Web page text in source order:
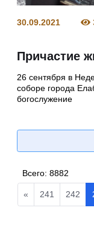
30.09.2021
Причастие
26 сентября в
соборе города
богослужение
Всего:8882
« 241 242